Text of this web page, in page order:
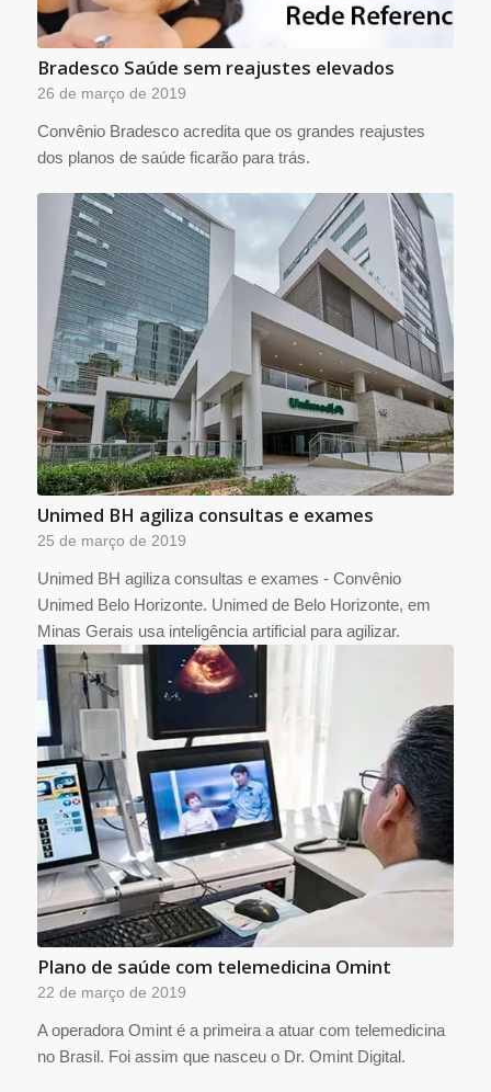
Bradesco Saúde sem reajustes elevados
26 de março de 2019
Convênio Bradesco acredita que os grandes reajustes
dos planos de saúde ficarão para trás.
Unimed BH agiliza consultas e exames
25 de março de 2019
Unimed BH agiliza consultas e exames - Convênio
Unimed Belo Horizonte. Unimed de Belo Horizonte, em
Minas Gerais usa inteligência artificial para agilizar.
Plano de saúde com telemedicina Omint
22 de março de 2019
A operadora Omint é a primeira a atuar com telemedicina
no Brasil. Foi assim que nasceu o Dr. Omint Digital.